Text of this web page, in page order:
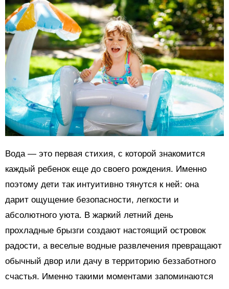
Вода — это первая стихия, с которой знакомится
каждый ребенок еще до своего рождения. Именно
поэтому дети так интуитивно тянутся к ней: она
дарит ощущение безопасности, легкости и
абсолютного уюта. В жаркий летний день
прохладные брызги создают настоящий островок
радости, а веселые водные развлечения превращают
обычный двор или дачу в территорию беззаботного
счастья. Именно такими моментами запоминаются